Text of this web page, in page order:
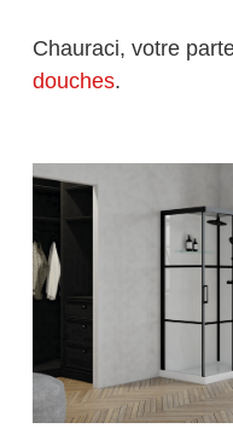
Chauraci, votre
douches.